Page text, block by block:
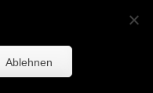
Ablehnen